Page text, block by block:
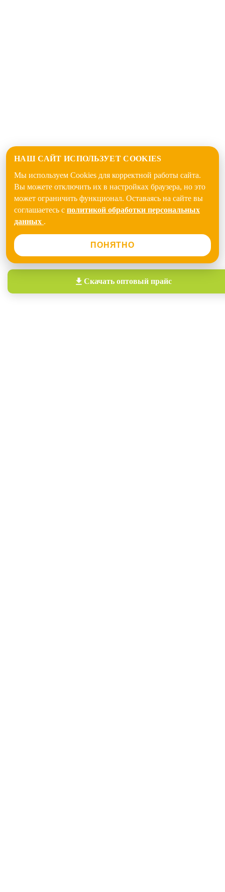
НАШ САЙТ ИСПОЛЬЗУЕТ COOKIES
Мы используем Cookies для корректной работы сайта.
Вы можете отключить их в настройках браузера, но это
может ограничить функционал. Оставаясь на сайте вы
соглашаетесь с политикой обработки персональных
данных .
ПОНЯТНО
Скачать оптовый прайс